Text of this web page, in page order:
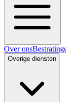
Over ons
Overige diensten